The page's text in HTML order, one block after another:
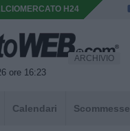
H24
ore 16:23
ARCHIVIO
Calendari Scommesse